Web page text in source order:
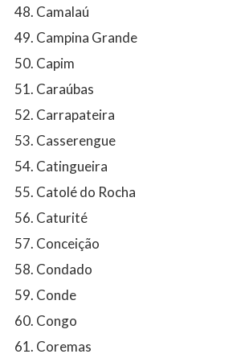
Camalaú
Campina Grande
Capim
Caraúbas
Carrapateira
Casserengue
Catingueira
Catolé do Rocha
Caturité
Conceição
Condado
Conde
Congo
Coremas